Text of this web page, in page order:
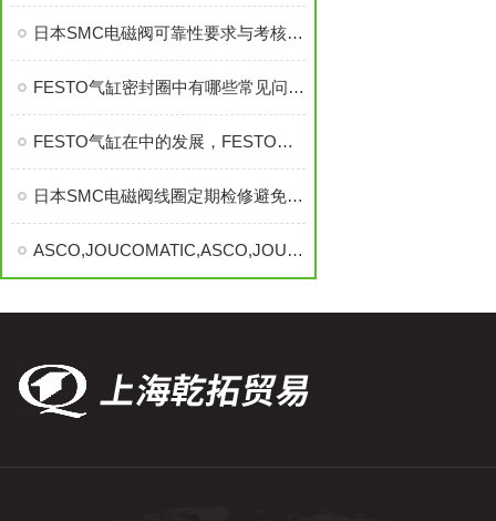
日本SMC电磁阀可靠性要求与考核有哪些方法
FESTO气缸密封圈中有哪些常见问题需要注意
FESTO气缸在中的发展，FESTO气缸
日本SMC电磁阀线圈定期检修避免故障的发生？
ASCO,JOUCOMATIC,ASCO,JOUCOMATIC,美ASCO电磁阀